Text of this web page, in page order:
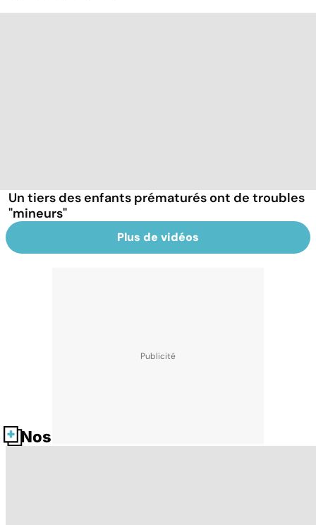
Un tiers des enfants prématurés ont de troubles
"mineurs"
Plus de vidéos
Nos fiches santé